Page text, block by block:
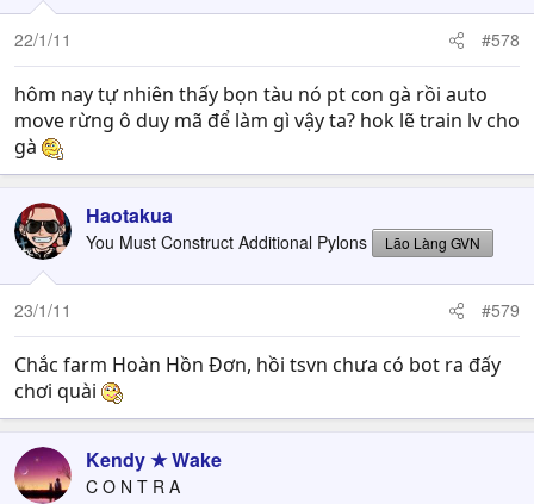
22/1/11 #578
hôm nay tự nhiên thấy bọn tàu nó pt con gà rồi auto
move rừng ô duy mã để làm gì vậy ta? hok lẽ train lv cho
gà
Haotakua
You Must Construct Additional Pylons Lão Làng GVN
23/1/11 #579
Chắc farm Hoàn Hồn Đơn, hồi tsvn chưa có bot ra đấy
chơi quài
Kendy ★ Wake
C O N T R A